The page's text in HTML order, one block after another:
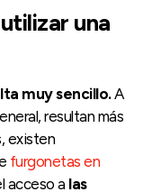
una
muy sencillo.A
resultan más
existen
furgonetas en
acceso alas